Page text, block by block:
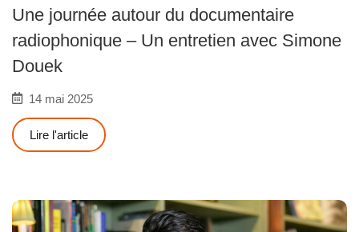
Une journée autour du documentaire
radiophonique – Un entretien avec Simone
Douek
14 mai 2025
Lire l'article